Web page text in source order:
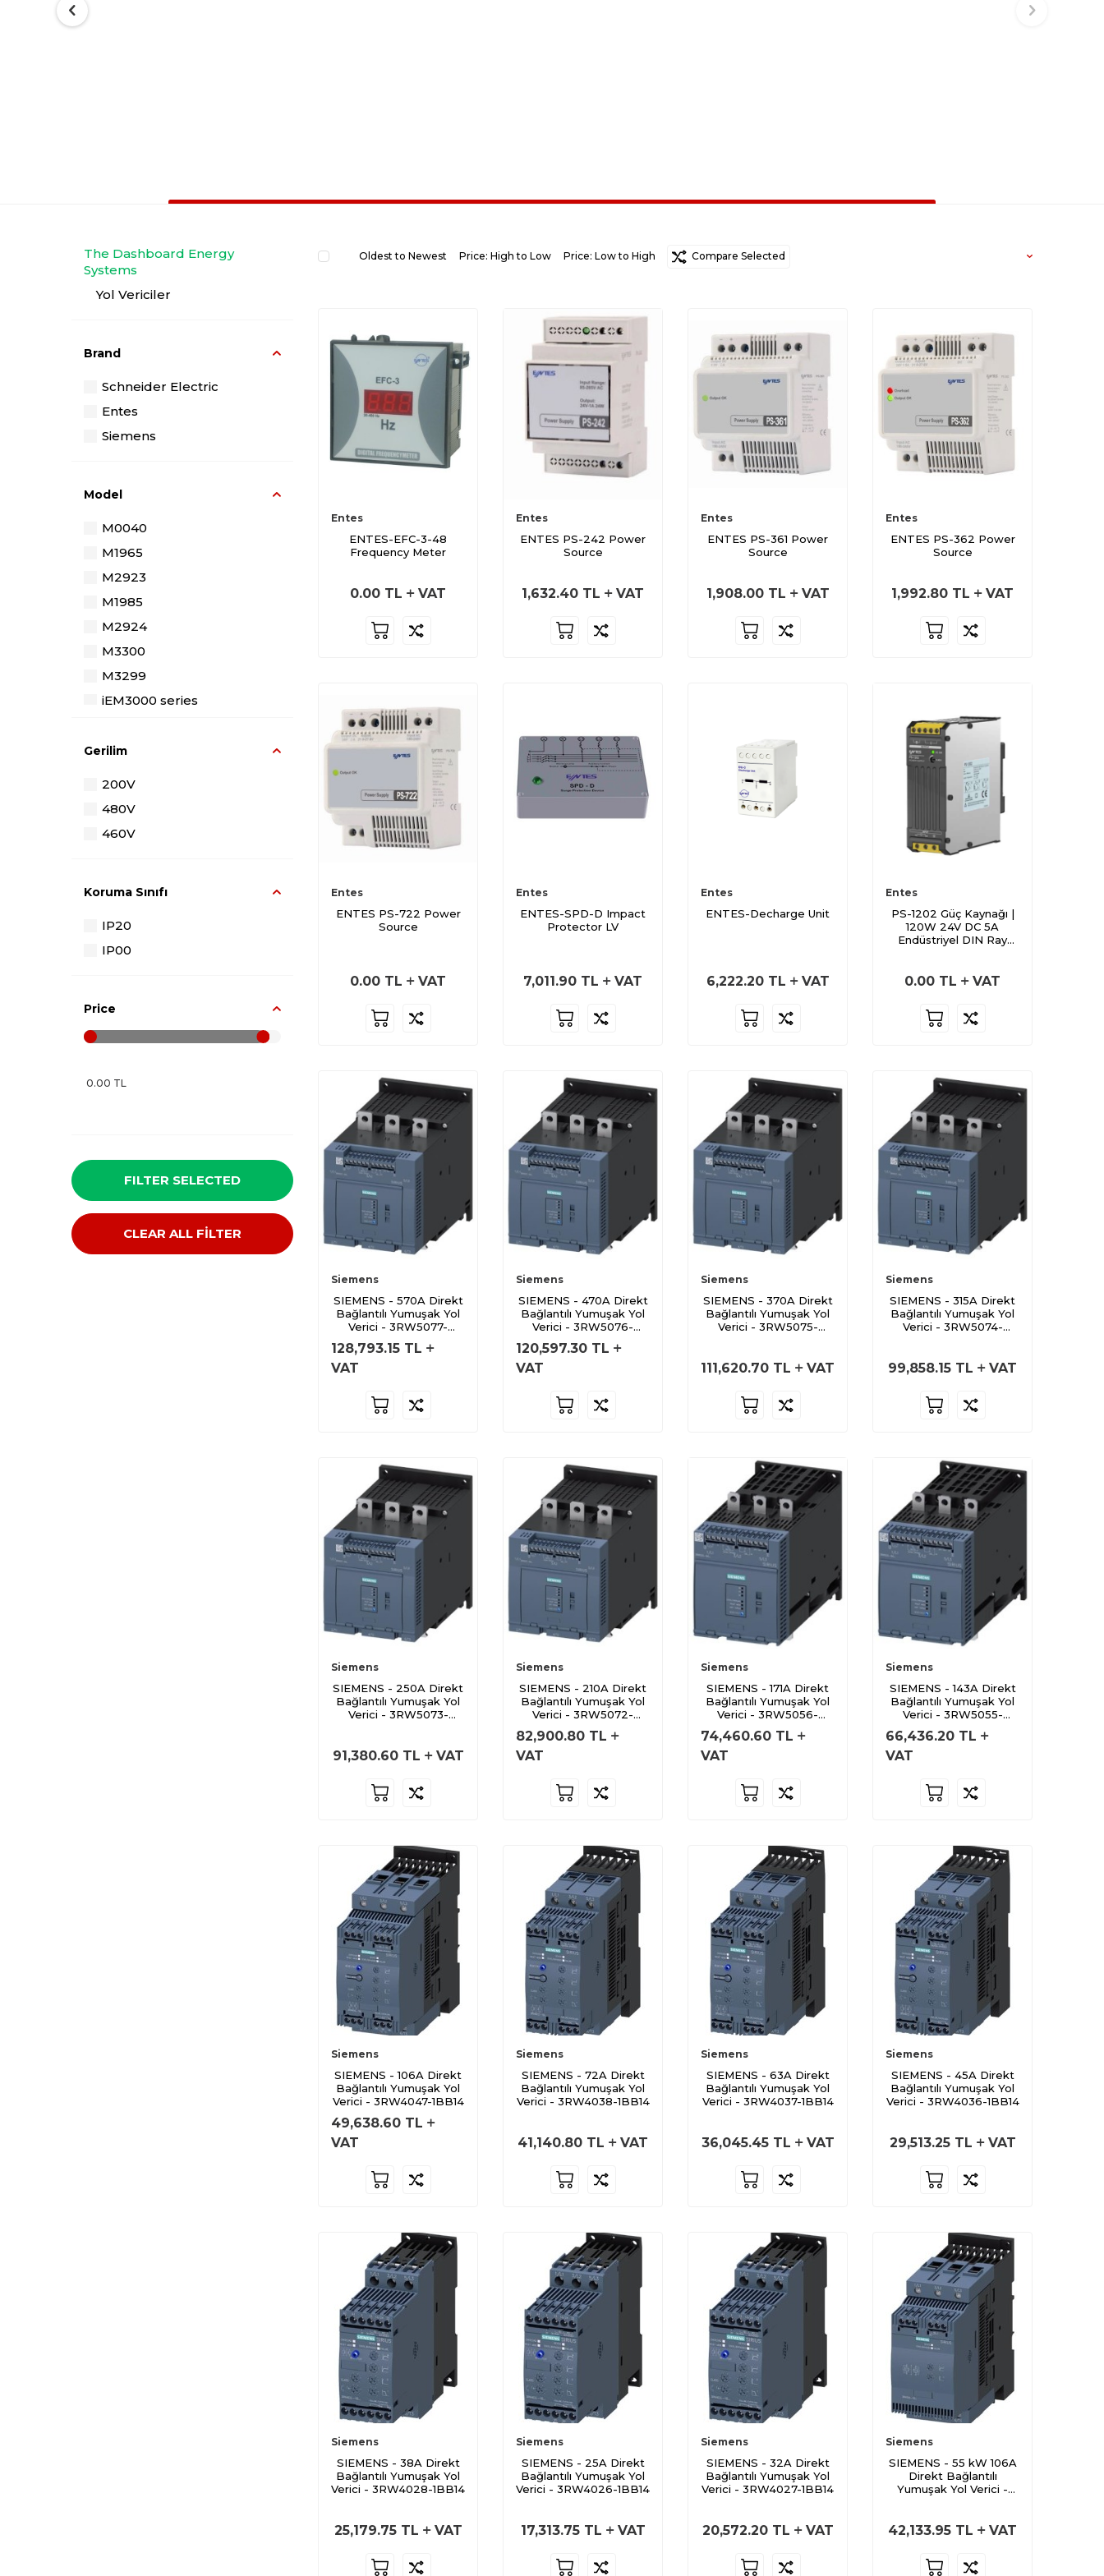
The Dashboard Energy
Systems
Yol Vericiler
Brand
Schneider Electric
Entes
Siemens
Model
M0040
M1965
M2923
M1985
M2924
M3300
M3299
iEM3000 series
Gerilim
200V
480V
460V
Koruma Sınıfı
IP20
IP00
Price
FILTER SELECTED
CLEAR ALL FİLTER
Oldest to Newest Price: High to Low Price: Low to High Random Newest to Oldest
Compare Selected
Entes
ENTES-EFC-3-48
Frequency Meter
0.00 TL VAT
Entes
ENTES PS-242 Power
Source
1,632.40 TL VAT
Entes
ENTES PS-361 Power
Source
1,908.00TL VAT
Entes
ENTES PS-362 Power
Source
1,992.80 TL VAT
Entes
ENTES PS-722 Power
Source
0.00 TL VAT
Entes
ENTES-SPD-D Impact
Protector LV
7,011.90 TL VAT
Entes
ENTES-Decharge Unit
6,222.20TL VAT
Entes
PS-1202 Güç Kaynağı |
120W 24V DC 5A
Endüstriyel DIN Ray
0.00 TL VAT
Siemens
SIEMENS - 570A Direkt
Bağlantılı Yumuşak Yol
Verici - 3RW5077-
128,793.15 TL
VAT
Siemens
SIEMENS - 470A Direkt
Bağlantılı Yumuşak Yol
Verici - 3RW5076-
120,597.30 TL
VAT
Siemens
SIEMENS - 370A Direkt
Bağlantılı Yumuşak Yol
Verici - 3RW5075-
111,620.70 TL VAT
Siemens
SIEMENS - 315A Direkt
Bağlantılı Yumuşak Yol
Verici - 3RW5074-
99,858.15 TL VAT
Siemens
SIEMENS - 250A Direkt
Bağlantılı Yumuşak Yol
Verici - 3RW5073-
91,380.60TL VAT
Siemens
SIEMENS - 210A Direkt
Bağlantılı Yumuşak Yol
Verici - 3RW5072-
82,900.80 TL
VAT
Siemens
SIEMENS - 171A Direkt
Bağlantılı Yumuşak Yol
Verici - 3RW5056-
74,460.60 TL
VAT
Siemens
SIEMENS - 143A Direkt
Bağlantılı Yumuşak Yol
Verici - 3RW5055-
66,436.20 TL
VAT
Siemens
SIEMENS - 106A Direkt
Bağlantılı Yumuşak Yol
Verici - 3RW4047-1BB14
49,638.60 TL
VAT
Siemens
SIEMENS - 72A Direkt
Bağlantılı Yumuşak Yol
Verici - 3RW4038-1BB14
41,140.80 TL VAT
Siemens
SIEMENS - 63A Direkt
Bağlantılı Yumuşak Yol
Verici - 3RW4037-1BB14
36,045.45TL VAT
Siemens
SIEMENS - 45A Direkt
Bağlantılı Yumuşak Yol
Verici - 3RW4036-1BB14
29,513.25TL VAT
Siemens
SIEMENS - 38A Direkt
Bağlantılı Yumuşak Yol
Verici - 3RW4028-1BB14
25,179.75TL VAT
Siemens
SIEMENS - 25A Direkt
Bağlantılı Yumuşak Yol
Verici - 3RW4026-1BB14
17,313.75TL VAT
Siemens
SIEMENS - 32A Direkt
Bağlantılı Yumuşak Yol
Verici - 3RW4027-1BB14
20,572.20TL VAT
Siemens
SIEMENS - 55 kW 106A
Direkt Bağlantılı
Yumuşak Yol Verici -
42,133.95 TL VAT